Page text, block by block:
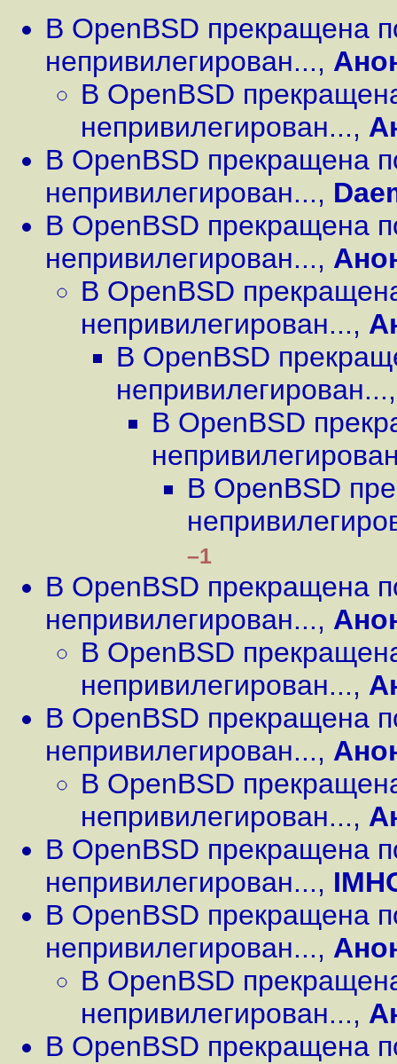
В OpenBSD прекращена
непривилегирован...,
В OpenBSD
непривилегирован...,
В OpenBSD прекращена
непривилегирован...,
В OpenBSD прекращена
непривилегирован...,
В OpenBSD
непривилегирован...,
В OpenBSD
непривилегирован...
В OpenBSD
В OpenBSD
–1
В OpenBSD прекращена
непривилегирован...,
В OpenBSD
непривилегирован...,
В OpenBSD прекращена
непривилегирован...,
В OpenBSD
непривилегирован...,
В OpenBSD прекращена
непривилегирован...,
В OpenBSD прекращена
непривилегирован...,
В OpenBSD
непривилегирован...,
В OpenBSD прекращена